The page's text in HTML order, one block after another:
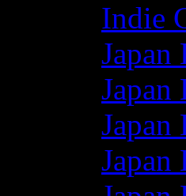
Indie
Japan
Japan
Japan